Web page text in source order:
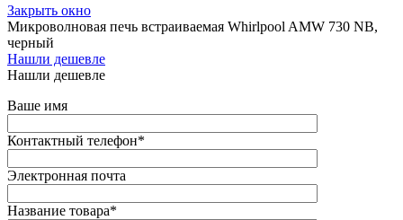
Закрыть окно
Микроволновая печь встраиваемая Whirlpool AMW 730 NB,
черный
Нашли дешевле
Нашли дешевле
Ваше имя
Контактный телефон*
Электронная почта
Название товара*